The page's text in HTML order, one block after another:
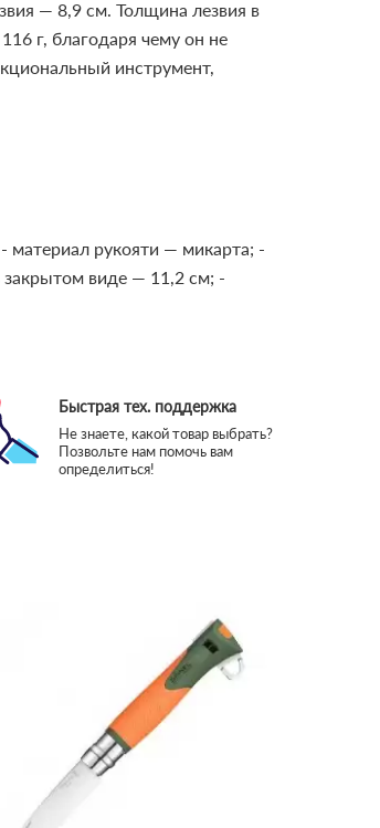
— 8,9 см. Толщина лезвия в
г, благодаря чему он не
инструмент,
- материал рукояти — микарта; -
закрытом виде — 11,2 см; -
Быстрая тех. поддержка
Не знаете, какой товар выбрать?
Позвольте нам помочь вам
определиться!